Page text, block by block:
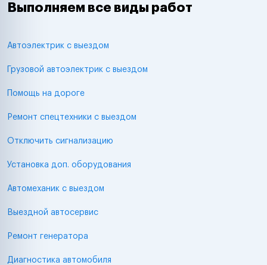
Выполняем все виды работ
Автоэлектрик с выездом
Грузовой автоэлектрик с выездом
Помощь на дороге
Ремонт спецтехники с выездом
Отключить сигнализацию
Установка доп. оборудования
Автомеханик с выездом
Выездной автосервис
Ремонт генератора
Диагностика автомобиля